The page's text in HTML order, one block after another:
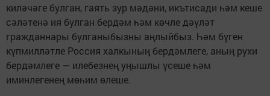
киләчәге булган, гаять зур мәдәни, икътисади һәм кеше
сәләтенә ия булган бердәм һәм көчле дәүләт
гражданнары булганыбызны аңлыйбыз. Һәм бүген
күпмилләтле Россия халкының бердәмлеге, аның рухи
бердәмлеге — илебезнең уңышлы үсеше һәм
иминлегенең мөһим өлеше.